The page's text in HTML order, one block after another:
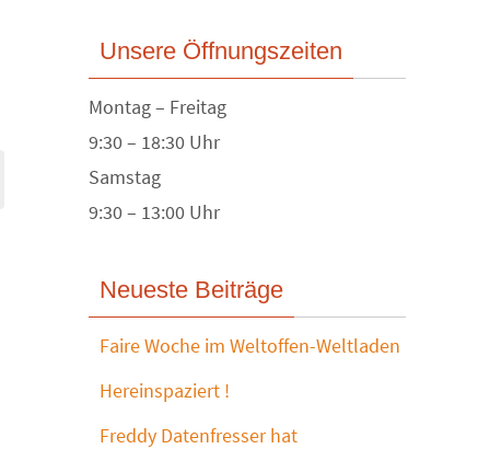
Unsere Öffnungszeiten
Montag – Freitag
9:30 – 18:30 Uhr
Samstag
9:30 – 13:00 Uhr
Neueste Beiträge
Faire Woche im Weltoffen-Weltladen
Hereinspaziert !
Freddy Datenfresser hat